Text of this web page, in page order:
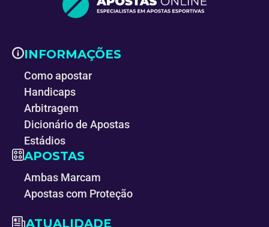
INFORMAÇÕES
Como apostar
Handicaps
Arbitragem
Dicionário de Apostas
Estádios
APOSTAS
Ambas Marcam
Apostas com Proteção
ATUALIDADE